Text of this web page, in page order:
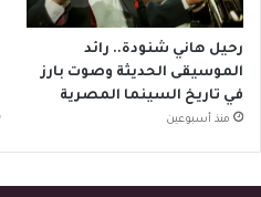
رحيل هاني شنودة.. رائد
الموسيقى الحديثة وصوت بارز
في تاريخ السينما المصرية
منذ أسبوعين